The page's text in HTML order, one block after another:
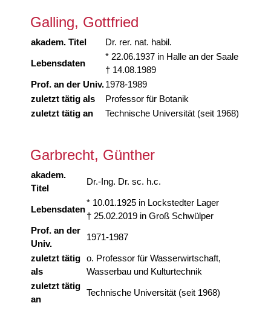
Galling, Gottfried
akadem. Titel Dr. rer. nat. habil.
Lebensdaten
* 22.06.1937 in Halle an der Saale
† 14.08.1989
Prof. an der Univ.1978-1989
zuletzt tätig als
Professor für Botanik
zuletzt tätig an
Technische Universität (seit 1968)
Garbrecht, Günther
akadem.
Titel
Dr.-Ing. Dr. sc. h.c.
Lebensdaten
* 10.01.1925 in Lockstedter Lager
† 25.02.2019 in Groß Schwülper
Prof. an der
Univ.
1971-1987
zuletzt tätig
als
o. Professor für Wasserwirtschaft,
Wasserbau und Kulturtechnik
zuletzt tätig
an
Technische Universität (seit 1968)